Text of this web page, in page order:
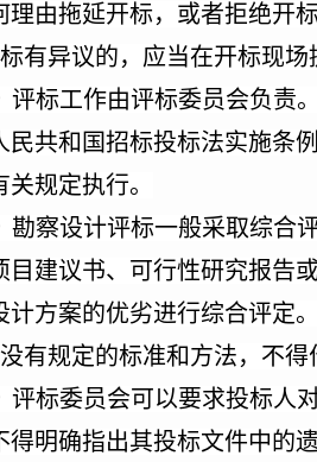
理由拖延开标，或者拒绝开
有异议的，应当在开标现
评标工作由评标委员会负责
民共和国招标投标法实施条
规定执行。
勘察设计评标一般采取综合
目建议书、可行性研究报告
计方案的优劣进行综合评定
有规定的标准和方法，不
评标委员会可以要求投标人
得明确指出其投标文件中的